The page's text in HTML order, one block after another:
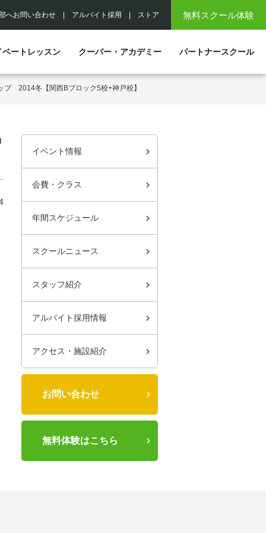
無料スクール体験
へお問い合わせ アルバイト採用 ストア
ベートレッスン クーバー・アカデミー パートナースクール
プ 2014冬【関西Bブロック5校+神戸校】
イベント情報
会費・クラス
年間スケジュール
スクールニュース
スタッフ紹介
アルバイト採用情報
アクセス・施設紹介
お問い合わせ
無料体験はこちら